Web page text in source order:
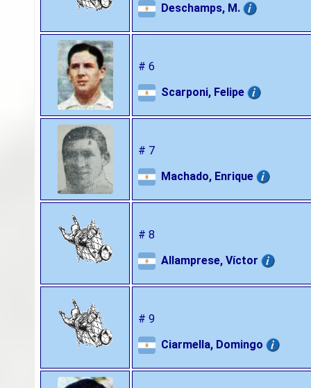
Deschamps, M.
# 6
Scarponi, Felipe
# 7
Machado, Enrique
# 8
Allamprese, Víctor
# 9
Ciarmella, Domingo